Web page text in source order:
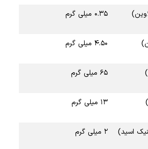
۰.۳۵ میلی گرم
۴.۵۰ میلی گرم
۶۵ میلی گرم
۱۳ میلی گرم
۲ میلی گرم